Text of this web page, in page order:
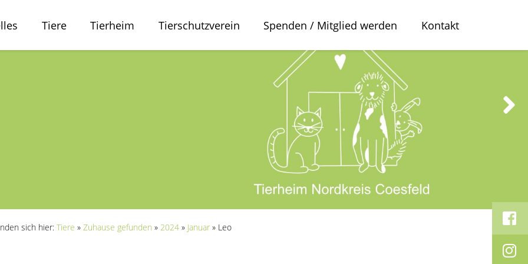
Tiere Tierheim Tierschutzverein Spenden / Mitglied werden Kontakt
sich hier: Tiere » Zuhause gefunden » 2024 » Januar » Leo